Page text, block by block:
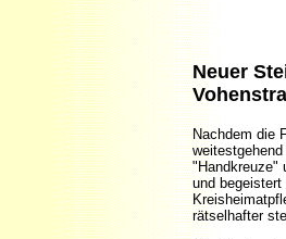
Neuer
Nachdem die
"Handkreuze"
und begeistert
rätselhafter